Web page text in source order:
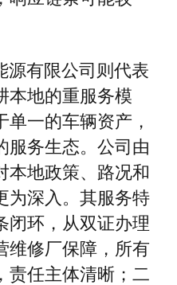
源有限公司则代表
本地的重服务模
一的车辆资产，
服务生态。公司由
本地政策、路况和
为深入。其服务特
闭环，从双证办理
维修厂保障，所有
责任主体清晰；二